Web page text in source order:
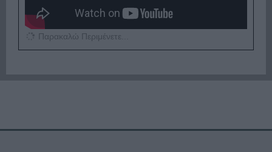
Παρακαλώ Περιμένετε...